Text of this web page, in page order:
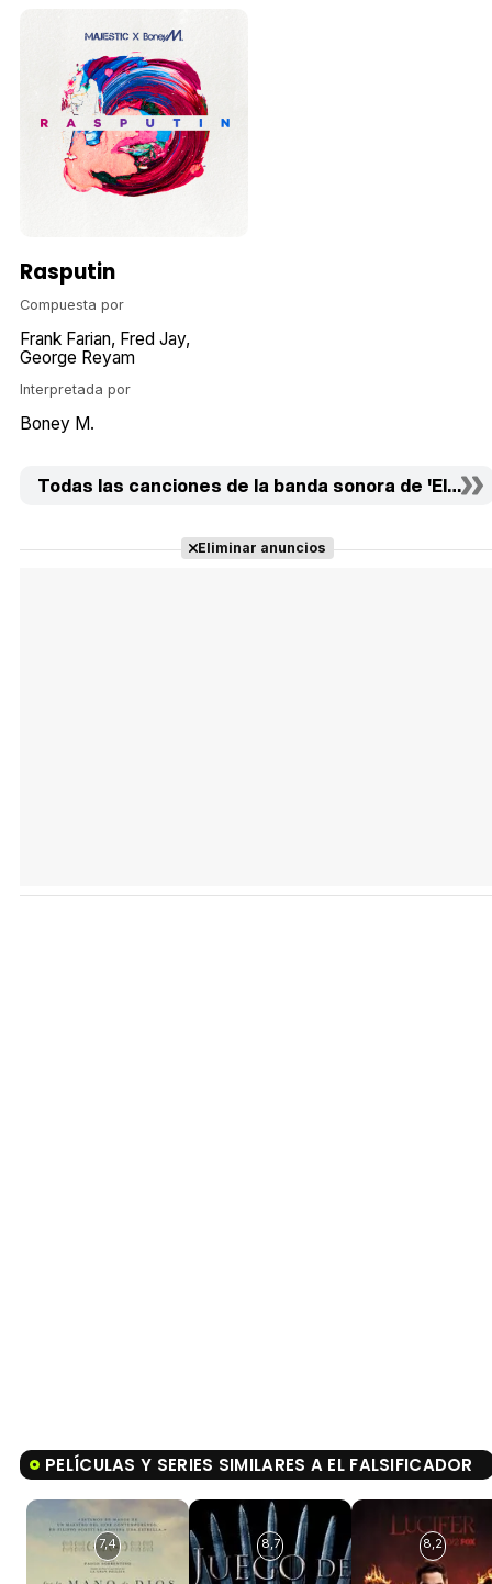
Rasputin
Compuesta por
Frank Farian Fred Jay
George Reyam
Interpretada por
Boney M.
Todas las canciones de la banda sonora de 'El
Eliminar anuncios
PELÍCULAS Y SERIES SIMILARES A EL FALSIFICADOR
7,4 8,7 8,2